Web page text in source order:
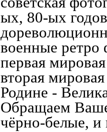
ых, 80-ых
военные ретро
первая
вторая
Родине -
Обращаем
чёрно-белые, и